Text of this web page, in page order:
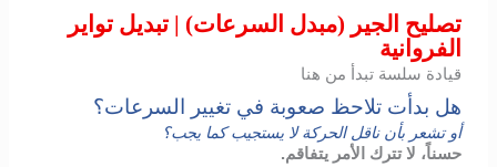
تصليح الجير (مبدل السرعات) | تبديل تواير
الفروانية
قيادة سلسة تبدأ من هنا
هل بدأت تلاحظ صعوبة في تغيير السرعات؟
أو تشعر بأن ناقل الحركة لا يستجيب كما يجب؟
حسناً، لا تترك الأمر يتفاقم.